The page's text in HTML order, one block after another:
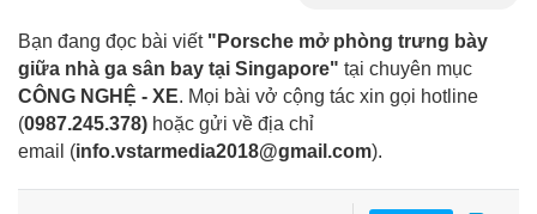
Bạn đang đọc bài viết "Porsche mở phòng trưng bày
giữa nhà ga sân bay tại Singapore" tại chuyên mục
CÔNG NGHỆ - XE. Mọi bài vở cộng tác xin gọi hotline
(0987.245.378) hoặc gửi về địa chỉ
email (info.vstarmedia2018@gmail.com).